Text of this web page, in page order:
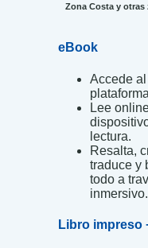
Zona Costa y otras
eBook
Accede
Lee
lectura.
Resalta,
traduce y
todo a
inmersivo.
Libro impreso